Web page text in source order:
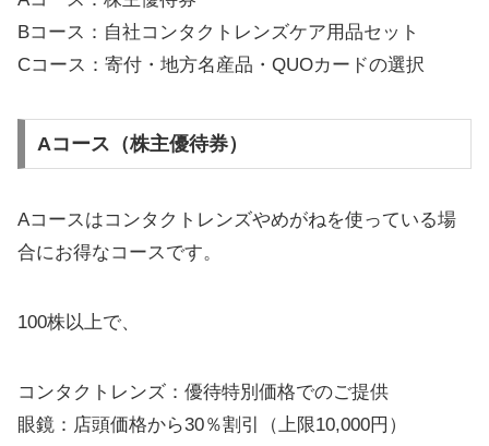
Bコース：自社コンタクトレンズケア用品セット
Cコース：寄付・地方名産品・QUOカードの選択
Aコース（株主優待券）
Aコースはコンタクトレンズやめがねを使っている場
合にお得なコースです。
100株以上で、
コンタクトレンズ：優待特別価格でのご提供
眼鏡：店頭価格から30％割引（上限10,000円）